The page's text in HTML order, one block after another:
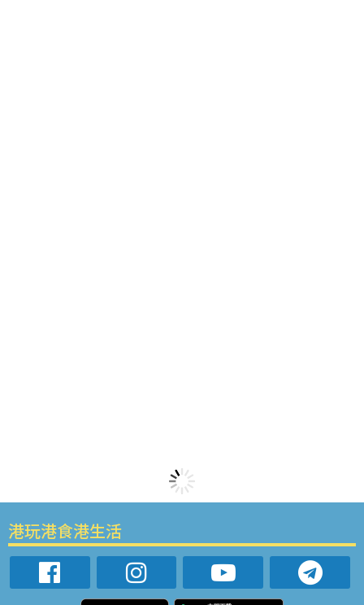
港玩港食港生活